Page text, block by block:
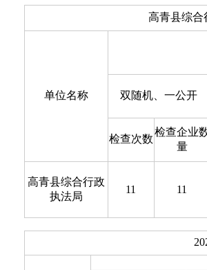
高青县综合
单位名称 双随机、一公开
检查次数
检查企业
量
高青县综合行政
执法局
11 11